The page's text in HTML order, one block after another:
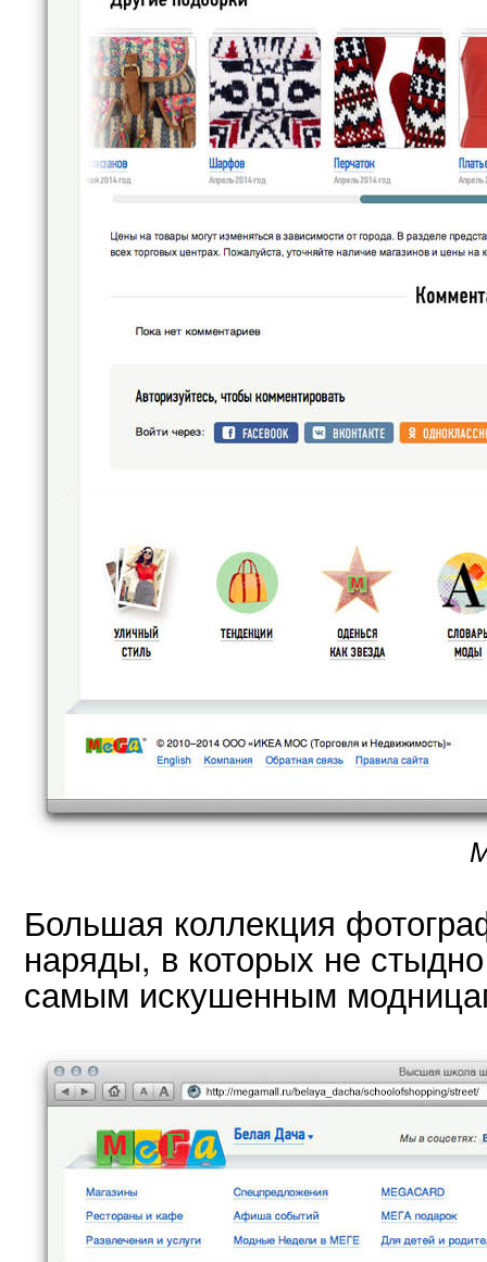
Большая коллекция
наряды, в которых не
самым искушенным